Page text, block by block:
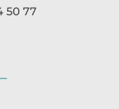
50 77